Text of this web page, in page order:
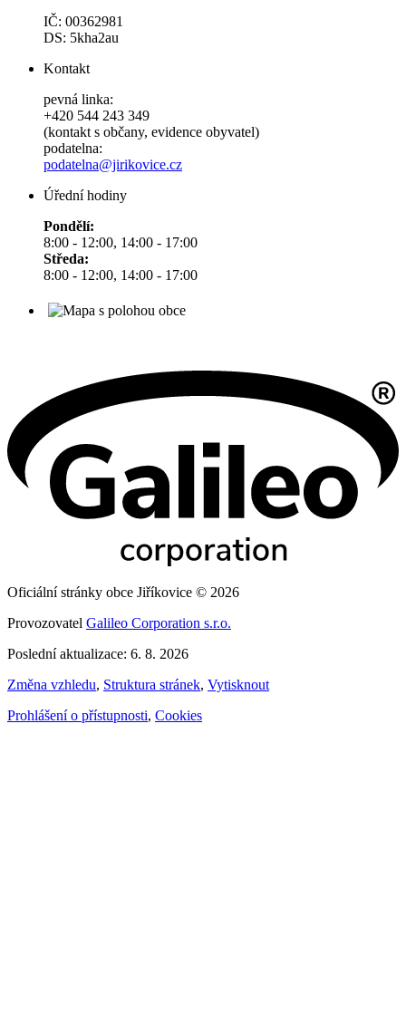
IČ: 00362981
DS: 5kha2au
Kontakt
pevná linka:
+420 544 243 349
(kontakt s občany, evidence obyvatel)
podatelna:
podatelna@jirikovice.cz
Úřední hodiny
Pondělí:
8:00 - 12:00, 14:00 - 17:00
Středa:
8:00 - 12:00, 14:00 - 17:00
Oficiální stránky obce Jiříkovice © 2026
Provozovatel Galileo Corporation s.r.o.
Poslední aktualizace: 6. 8. 2026
Změna vzhledu, Struktura stránek, Vytisknout
Prohlášení o přístupnosti, Cookies